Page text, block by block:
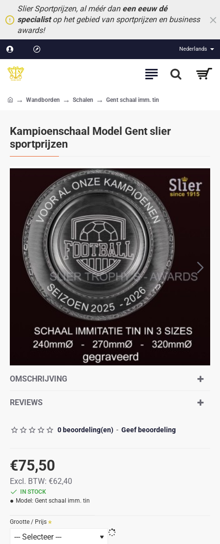
Slier Sportprijzen, al méér dan een eeuw dé
specialistop het gebied van sportprijzen en business
awards!
Nederlands
Kampioenschaal Model Gent slier
sportprijzen
Wandborden Schalen Gent schaal imm. tin
OMSCHRIJVING
REVIEWS
0 beoordeling(en) - Geef beoordeling
€75,50
Excl. BTW: €62,40
IN STOCK
Model: Gent schaal imm. tin
Grootte / Prijs